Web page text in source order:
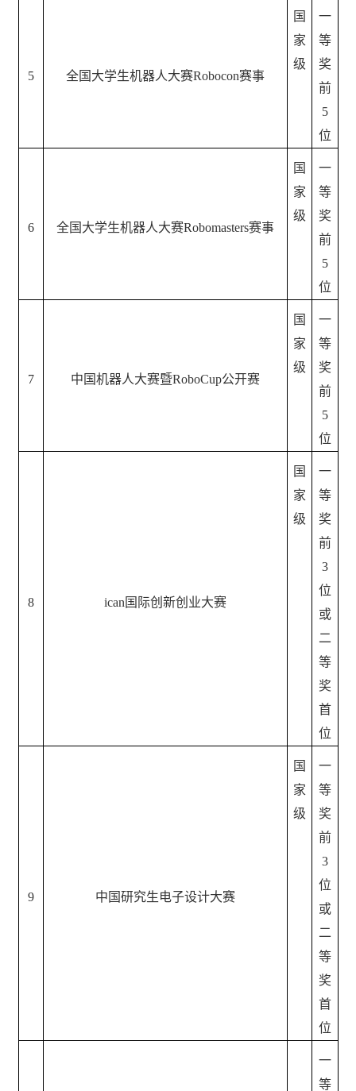
5 全国大学生机器人大赛Robocon赛事
国
家
级
一
等
奖
前
5
位
6 全国大学生机器人大赛Robomasters赛事
国
家
级
一
等
奖
前
5
位
7 中国机器人大赛暨RoboCup公开赛
国
家
级
一
等
奖
前
5
位
8 ican国际创新创业大赛
国
家
级
一
等
奖
前
3
位
或
二
等
奖
首
位
9 中国研究生电子设计大赛
国
家
级
一
等
奖
前
3
位
或
二
等
奖
首
位
一
等